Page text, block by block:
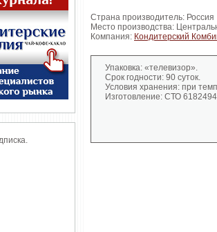
Страна производитель: Россия
Место производства:
Компания: Кондитерский
Упаковка: «телевизор».
Срок годности: 90 суток.
Условия хранения: при
Изготовление: СТО